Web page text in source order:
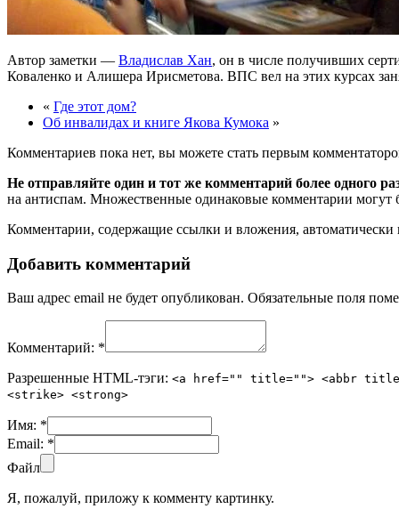
Автор заметки — Владислав Хан, он в числе получивших
Коваленко и Алишера Ирисметова. ВПС вел на этих курсах
« Где этот дом?
Об инвалидах и книге Якова Кумока »
Комментариев пока нет, вы можете стать первым
Не отправляйте один и тот же комментарий более одного
на антиспам. Множественные одинаковые комментарии могут
Комментарии, содержащие ссылки и вложения,
Добавить комментарий
Ваш адрес email не будет опубликован. Обязательные поля
Комментарий: *
Разрешенные HTML-тэги: <a href="" title=""> <abbr
<strike> <strong>
Имя: *
Email: *
Файл
Я, пожалуй, приложу к комменту картинку.